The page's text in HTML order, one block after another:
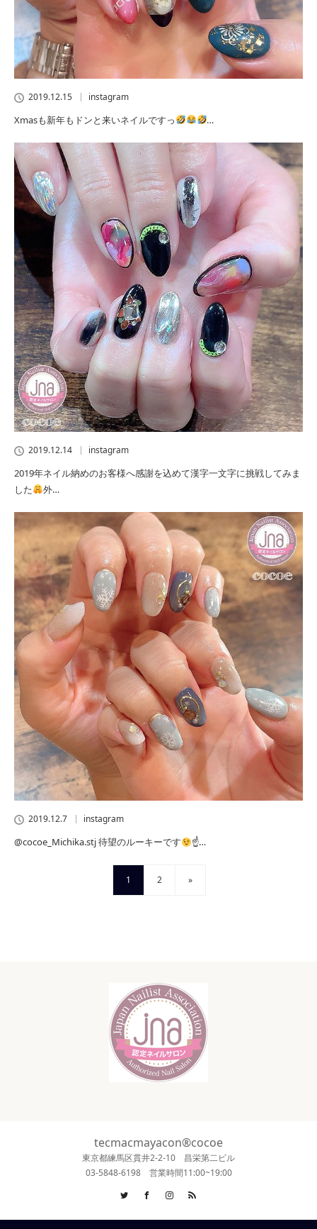
2019.12.15 instagram
Xmasも新年もドンと来いネイルですっ …
2019.12.14 instagram
2019年ネイル納めのお客様へ感謝を込めて漢字一文字に挑戦してみま
した
外…
2019.12.7 instagram
@cocoe_Michika.stj 待望のルーキーです ☝…
1 2 »
tecmacmayacon®cocoe
東京都練馬区貫井2-2-10 昌栄第二ビル
03-5848-6198 営業時間11:00~19:00
Twitter FacebookInstagram